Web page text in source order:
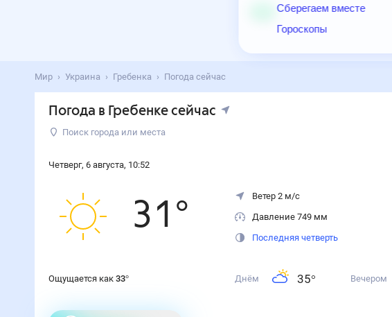
Сберегаем вместе
Гороскопы
Мир Украина Гребенка Погода сейчас
Погода в Гребенкесейчас
Поиск города или места
Четверг, 6 августа, 10:52
31 °
Ощущается как 33°
Ветер 2 м/с
Давление 749 мм
Последняя четверть
Днём 35° Вечером